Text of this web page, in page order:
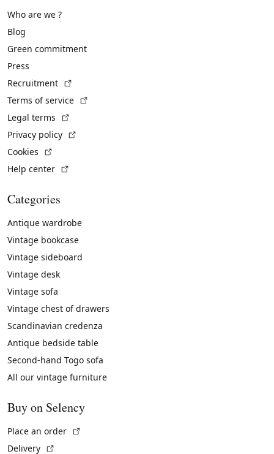
Who are we ?
Blog
Green commitment
Press
Recruitment
Terms of service
Legal terms
Privacy policy
Cookies
Help center
Categories
Antique wardrobe
Vintage bookcase
Vintage sideboard
Vintage desk
Vintage sofa
Vintage chest of drawers
Scandinavian credenza
Antique bedside table
Second-hand Togo sofa
All our vintage furniture
Buy on Selency
Place an order
Delivery